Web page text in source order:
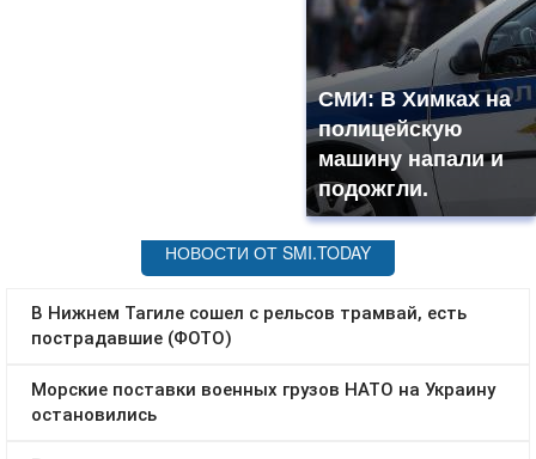
СМИ: В Химках на
полицейскую
машину напали и
подожгли.